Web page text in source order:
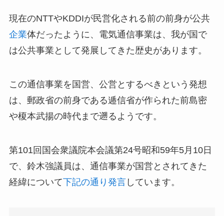
現在のNTTやKDDIが民営化される前の前身が公共
企業体だったように、電気通信事業は、我が国で
は公共事業として発展してきた歴史があります。
この通信事業を国営、公営とするべきという発想
は、郵政省の前身である逓信省が作られた前島密
や榎本武揚の時代まで遡るようです。
第101回国会衆議院本会議第24号昭和59年5月10日
で、鈴木強議員は、通信事業が国営とされてきた
経緯について下記の通り発言しています。